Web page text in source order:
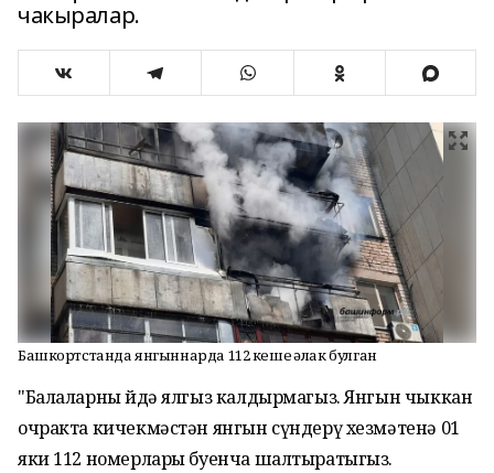
чакыралар.
Башкортстанда янгыннарда 112 кеше һәлак булган
"Балаларны өйдә ялгыз калдырмагыз. Янгын чыккан
очракта кичекмәстән янгын сүндерү хезмәтенә 01
яки 112 номерлары буенча шалтыратыгыз.